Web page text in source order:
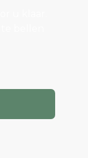
u klaar.